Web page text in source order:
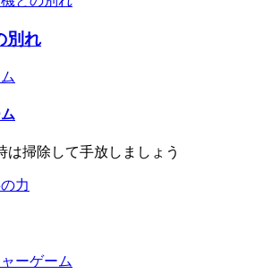
別れ
は掃除して手放しましょう
ーゲーム